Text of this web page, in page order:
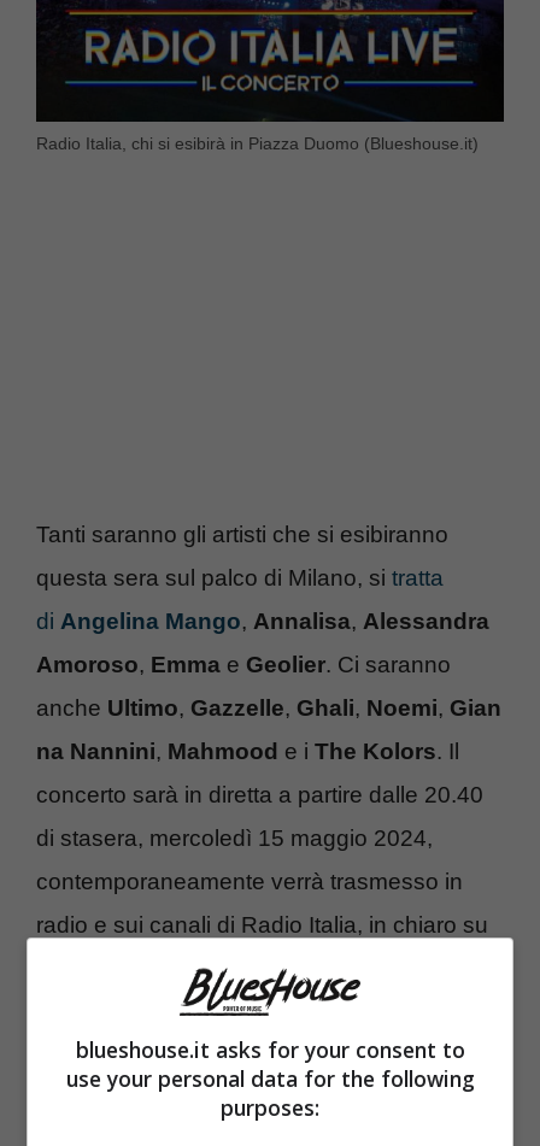
Radio Italia, chi si esibirà in Piazza Duomo (Blueshouse.it)
Tanti saranno gli artisti che si esibiranno
questa sera sul palco di Milano, si tratta
di Angelina Mango, Annalisa, Alessandra
Amoroso, Emma e Geolier. Ci saranno
anche Ultimo, Gazzelle, Ghali, Noemi, Gian
na Nannini, Mahmood e i The Kolors. Il
concerto sarà in diretta a partire dalle 20.40
di stasera, mercoledì 15 maggio 2024,
contemporaneamente verrà trasmesso in
radio e sui canali di Radio Italia, in chiaro su
Tv8, su Sky Uno e in streaming su Now.
Ad accompagnare gli amatissimi e famosi
cantanti ci sarà la Radio Italia Live Orchestra,
blueshouse.it asks for your consent to
use your personal data for the following
purposes: